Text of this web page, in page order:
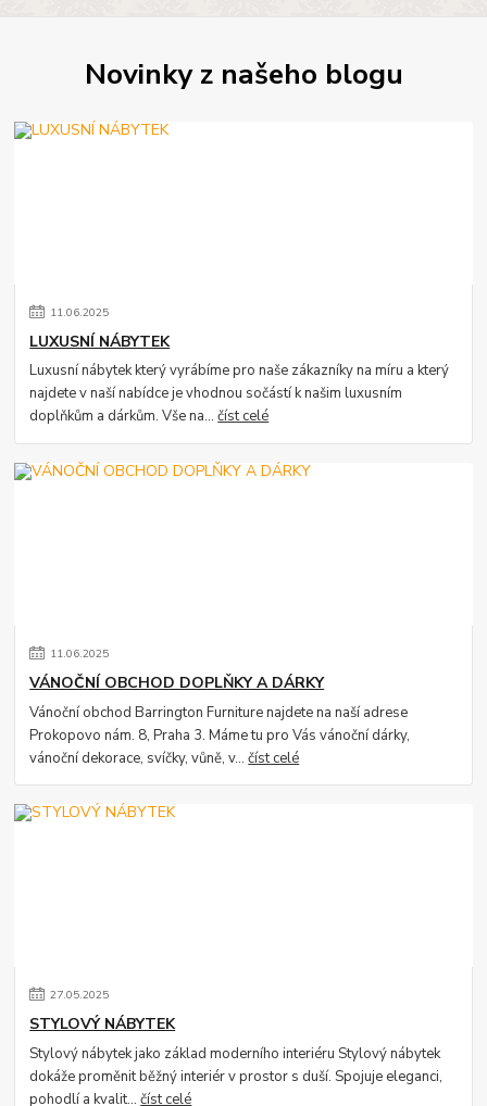
Novinky z našeho blogu
11.06.2025
LUXUSNÍ NÁBYTEK
Luxusní nábytek který vyrábíme pro naše zákazníky na míru a který
najdete v naší nabídce je vhodnou sočástí k našim luxusním
doplňkům a dárkům. Vše na...číst celé
11.06.2025
VÁNOČNÍ OBCHOD DOPLŇKY A DÁRKY
Vánoční obchod Barrington Furniture najdete na naší adrese
Prokopovo nám. 8, Praha 3. Máme tu pro Vás vánoční dárky,
vánoční dekorace, svíčky, vůně, v...číst celé
27.05.2025
STYLOVÝ NÁBYTEK
Stylový nábytek jako základ moderního interiéru Stylový nábytek
dokáže proměnit běžný interiér v prostor s duší. Spojuje eleganci,
pohodlí a kvalit...číst celé